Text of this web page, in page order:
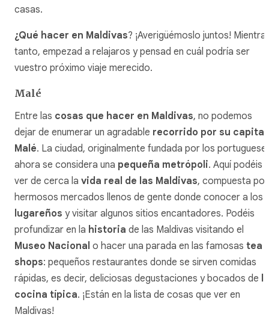
casas.
¿Qué hacer en Maldivas? ¡Averigüémoslo juntos!
tanto, empezad a relajaros y pensad en cuál podría ser
vuestro próximo viaje merecido.
Malé
Entre las cosas que hacer en Maldivas, no podemos
dejar de enumerar un agradable recorrido por su capital,
Malé. La ciudad, originalmente fundada por los
ahora se considera una pequeña metrópoli. Aquí podéis
ver de cerca la vida real de las Maldivas, compuesta por
hermosos mercados llenos de gente donde conocer a los
lugareños y visitar algunos sitios encantadores. Podéis
profundizar en la historia de las Maldivas visitando el
Museo Nacional o hacer una parada en las famosas tea
shops: pequeños restaurantes donde se sirven comidas
rápidas, es decir, deliciosas degustaciones y bocados de la
cocina típica. ¡Están en la lista de cosas que ver en
Maldivas!